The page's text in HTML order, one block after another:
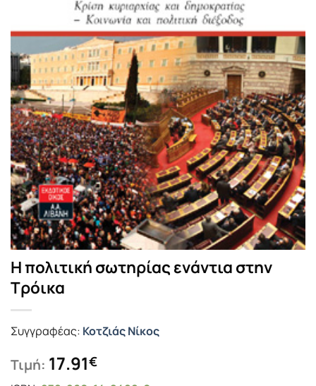
Η πολιτική σωτηρίας ενάντια στην
Τρόικα
Συγγραφέας: Κοτζιάς Νίκος
Τιμή: 17.91€